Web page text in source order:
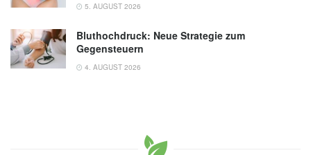
5. AUGUST 2026
Bluthochdruck: Neue Strategie zum
Gegensteuern
4. AUGUST 2026